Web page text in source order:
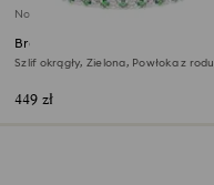
Nowość
Bransoletka Matrix
Szlif okrągły, Zielona, Powłoka z rodu
449 zł